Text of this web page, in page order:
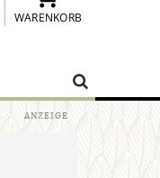
WARENKORB